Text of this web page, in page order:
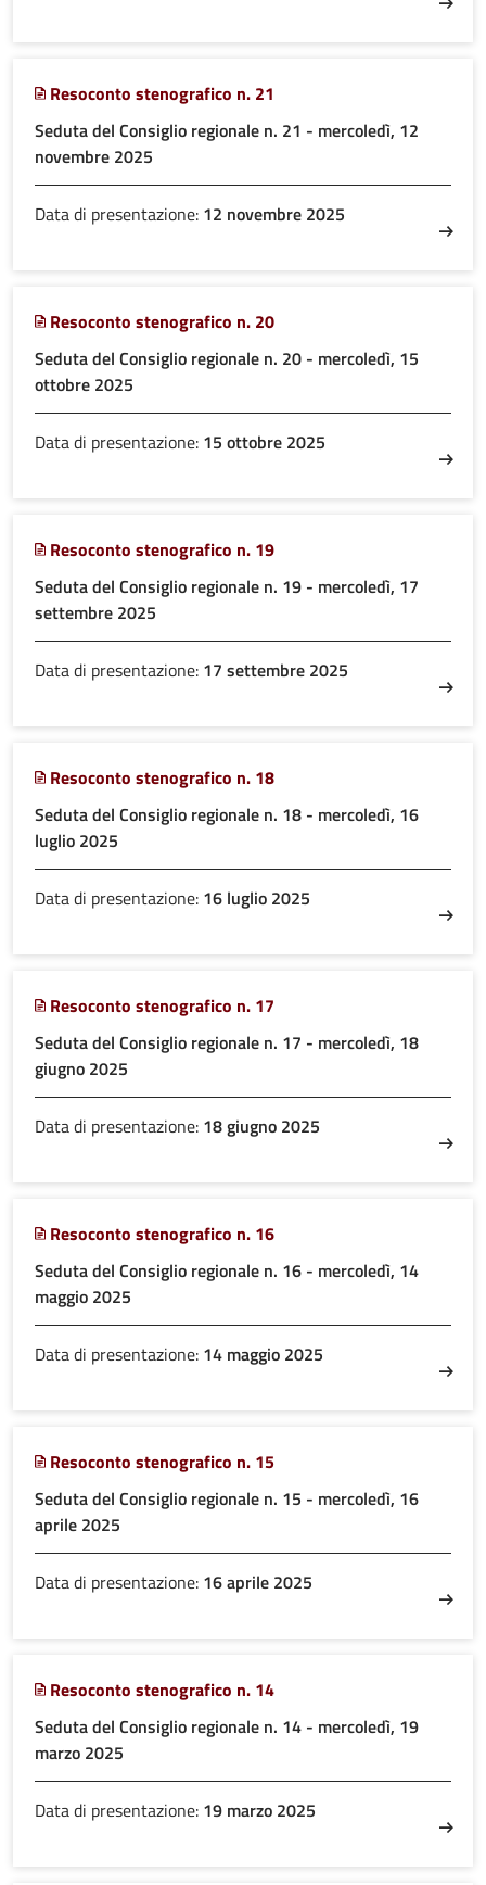
Resoconto stenografico n. 21
Seduta del Consiglio regionale n. 21 - mercoledì, 12
novembre 2025
Data di presentazione: 12 novembre 2025
Resoconto stenografico n. 20
Seduta del Consiglio regionale n. 20 - mercoledì, 15
ottobre 2025
Data di presentazione: 15 ottobre 2025
Resoconto stenografico n. 19
Seduta del Consiglio regionale n. 19 - mercoledì, 17
settembre 2025
Data di presentazione: 17 settembre 2025
Resoconto stenografico n. 18
Seduta del Consiglio regionale n. 18 - mercoledì, 16
luglio 2025
Data di presentazione: 16 luglio 2025
Resoconto stenografico n. 17
Seduta del Consiglio regionale n. 17 - mercoledì, 18
giugno 2025
Data di presentazione: 18 giugno 2025
Resoconto stenografico n. 16
Seduta del Consiglio regionale n. 16 - mercoledì, 14
maggio 2025
Data di presentazione: 14 maggio 2025
Resoconto stenografico n. 15
Seduta del Consiglio regionale n. 15 - mercoledì, 16
aprile 2025
Data di presentazione: 16 aprile 2025
Resoconto stenografico n. 14
Seduta del Consiglio regionale n. 14 - mercoledì, 19
marzo 2025
Data di presentazione: 19 marzo 2025